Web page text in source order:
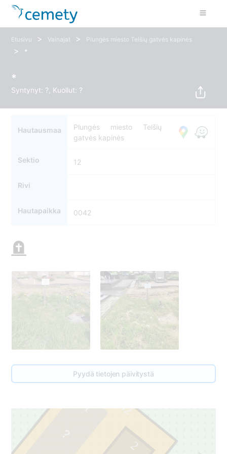
Etusivu > Vainajat > Plungės miesto Telšių gatvės kapinės
> *
*
Syntynyt: ?, Kuollut: ?
Hautausmaa
Plungės miesto Telšių
gatvės kapinės
Sektio 12
Rivi
Hautapaikka 0042
Pyydä tietojen päivitystä
42
1
2
3